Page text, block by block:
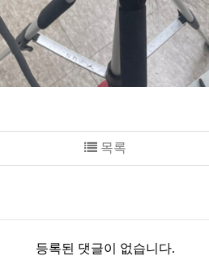
목록
등록된 댓글이 없습니다.